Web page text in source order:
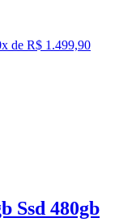
x de R$ 1.499,90
Ssd 480gb